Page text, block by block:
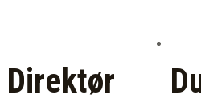
Direktør